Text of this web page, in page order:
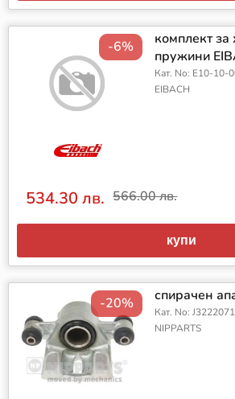
-6%
комплект за
пружини
Кат. No: E10-10-
EIBACH
534.30 лв. 566.00 лв.
купи
-20% спирачен
Кат. No: J3222071
NIPPARTS